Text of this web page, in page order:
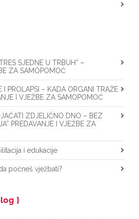
SJEDNE U TRBUH” –
ZA SAMOPOMOĆ
I PROLAPSI – KADA ORGANI TRAŽE
I VJEŽBE ZA SAMOPOMOĆ
ZDJELIČNO DNO – BEZ
PREDAVANJE I VJEŽBE ZA
i edukacije
počneš vježbati?